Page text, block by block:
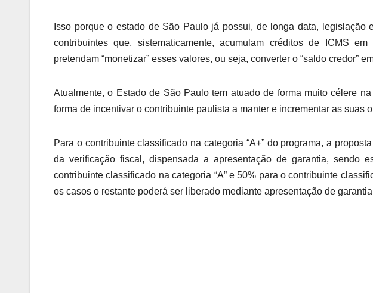
Isso porque o estado de São Paulo já possui, de longa data, legislação
contribuintes que, sistematicamente, acumulam créditos de ICMS
pretendam “monetizar” esses valores, ou seja, converter o “saldo credor”
Atualmente, o Estado de São Paulo tem atuado de forma muito célere
forma de incentivar o contribuinte paulista a manter e incrementar as suas
Para o contribuinte classificado na categoria “A+” do programa, a
da verificação fiscal, dispensada a apresentação de garantia, sendo
contribuinte classificado na categoria “A” e 50% para o contribuinte
os casos o restante poderá ser liberado mediante apresentação de